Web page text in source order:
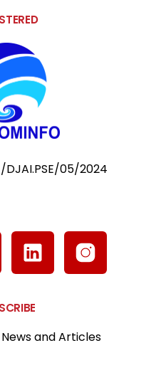
DJAI.PSE/05/2024
and Articles